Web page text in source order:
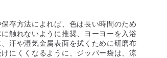
存方法によれば、色は長い時間のため
触れないように推奨、ヨーヨーを入浴
汗や湿気金属表面を拭くために研磨布
にくくなるように、ジッパー袋は、涼